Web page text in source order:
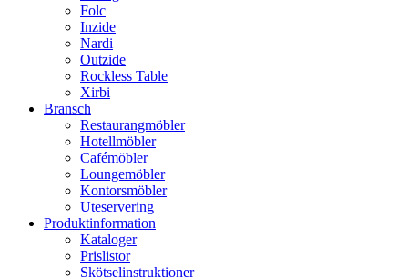
Folc
Inzide
Nardi
Outzide
Rockless Table
Xirbi
Bransch
Restaurangmöbler
Hotellmöbler
Cafémöbler
Loungemöbler
Kontorsmöbler
Uteservering
Produktinformation
Kataloger
Prislistor
Skötselinstruktioner